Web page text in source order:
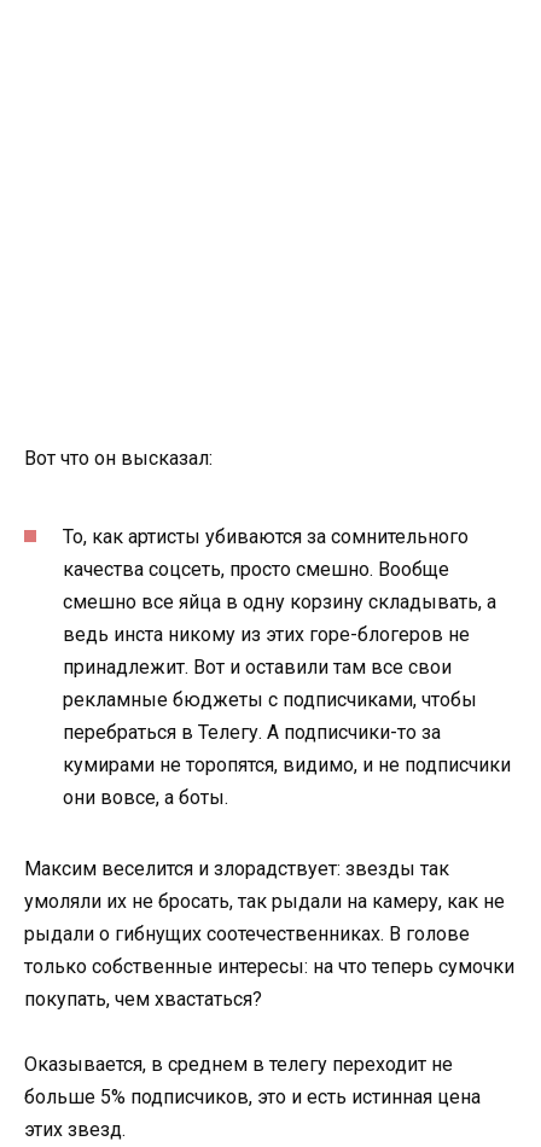
Вот что он высказал:
То, как артисты убиваются за сомнительного
качества соцсеть, просто смешно. Вообще
смешно все яйца в одну корзину складывать, а
ведь инста никому из этих горе-блогеров не
принадлежит. Вот и оставили там все свои
рекламные бюджеты с подписчиками, чтобы
перебраться в Телегу. А подписчики-то за
кумирами не торопятся, видимо, и не подписчики
они вовсе, а боты.
Максим веселится и злорадствует: звезды так
умоляли их не бросать, так рыдали на камеру, как не
рыдали о гибнущих соотечественниках. В голове
только собственные интересы: на что теперь сумочки
покупать, чем хвастаться?
Оказывается, в среднем в телегу переходит не
больше 5% подписчиков, это и есть истинная цена
этих звезд.